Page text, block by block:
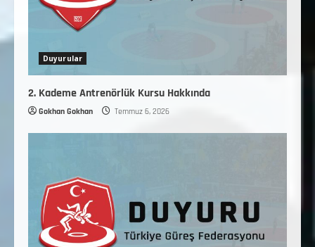
Duyurular
2. Kademe Antrenörlük Kursu Hakkında
Gokhan Gokhan Temmuz 6, 2026